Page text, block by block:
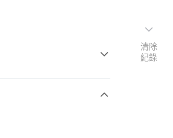
清除
紀錄